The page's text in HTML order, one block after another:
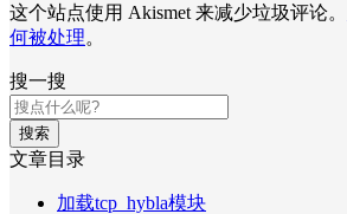
这个站点使用 Akismet 来减少垃圾评论。
何被处理。
搜一搜
搜索
文章目录
加载tcp_hybla模块